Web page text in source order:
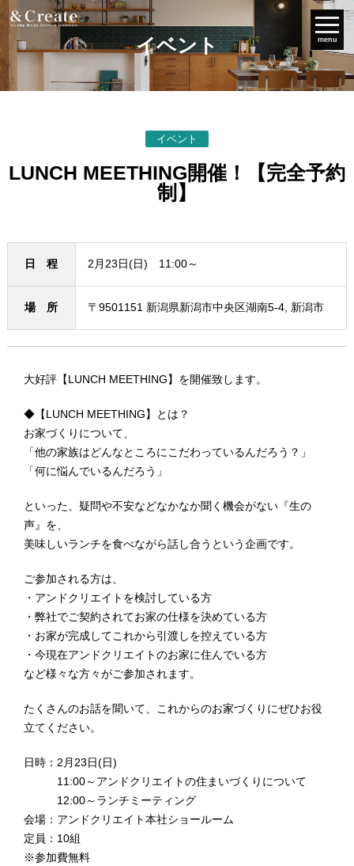
menu
イベント
イベント
LUNCH MEETHING開催！【完全予約
制】
日 程 2月23日(日) 11:00～
場 所 〒9501151 新潟県新潟市中央区湖南5-4, 新潟市
大好評【LUNCH MEETHING】を開催致します。
◆【LUNCH MEETHING】とは？
お家づくりについて、
「他の家族はどんなところにこだわっているんだろう？」
「何に悩んでいるんだろう」
といった、疑問や不安などなかなか聞く機会がない『生の
声』を、
美味しいランチを食べながら話し合うという企画です。
ご参加される方は、
・アンドクリエイトを検討している方
・弊社でご契約されてお家の仕様を決めている方
・お家が完成してこれから引渡しを控えている方
・今現在アンドクリエイトのお家に住んでいる方
など様々な方々がご参加されます。
たくさんのお話を聞いて、これからのお家づくりにぜひお役
立てください。
日時：2月23日(日)
11:00～アンドクリエイトの住まいづくりについて
12:00～ランチミーティング
会場：アンドクリエイト本社ショールーム
定員：10組
※参加費無料